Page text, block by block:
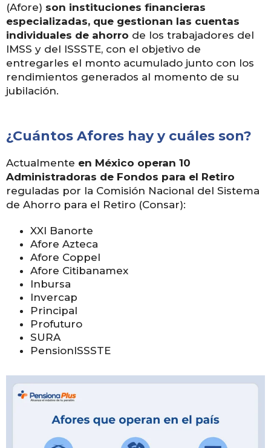
(Afore) son instituciones financieras
especializadas, que gestionan las cuentas
individuales de ahorro de los trabajadores del
IMSS y del ISSSTE, con el objetivo de
entregarles el monto acumulado junto con los
rendimientos generados al momento de su
jubilación.
¿Cuántos Afores hay y cuáles son?
Actualmente en México operan 10
Administradoras de Fondos para el Retiro
reguladas por la Comisión Nacional del Sistema
de Ahorro para el Retiro (Consar):
XXI Banorte
Afore Azteca
Afore Coppel
Afore Citibanamex
Inbursa
Invercap
Principal
Profuturo
SURA
PensionISSSTE